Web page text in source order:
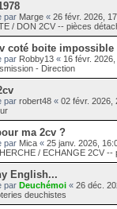
par Marge « 26 févr. 2026,
/ DON 2CV -- pièces
coté boite impossible
par Robby13 « 16 févr.
- Direction
par robert48 « 02 févr. 2026,
ma 2cv ?
par Mica « 25 janv. 2026,
/ ECHANGE 2CV --
English...
par Deuchémoi « 26 déc.
deuchistes